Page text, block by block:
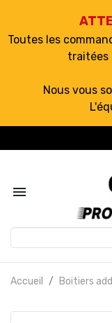
Toutes les
traitées
Nous vous

Accueil Boitiers